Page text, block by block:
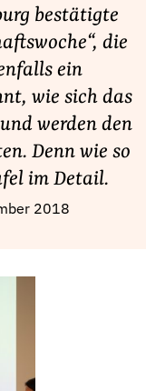
bestätigte
die
ein
wie sich das
werden den
Denn wie so
im Detail.
2018